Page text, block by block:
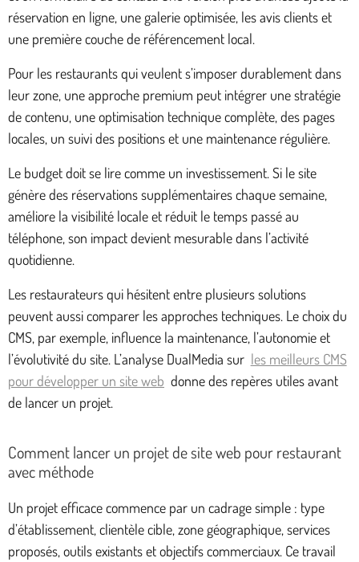
réservation en ligne, une galerie optimisée, les avis clients et
une première couche de référencement local.
Pour les restaurants qui veulent s’imposer durablement dans
leur zone, une approche premium peut intégrer une stratégie
de contenu, une optimisation technique complète, des pages
locales, un suivi des positions et une maintenance régulière.
Le budget doit se lire comme un investissement. Si le site
génère des réservations supplémentaires chaque semaine,
améliore la visibilité locale et réduit le temps passé au
téléphone, son impact devient mesurable dans l’activité
quotidienne.
Les restaurateurs qui hésitent entre plusieurs solutions
peuvent aussi comparer les approches techniques. Le choix du
CMS, par exemple, influence la maintenance, l’autonomie et
l’évolutivité du site. L’analyse DualMedia sur les meilleurs CMS
pour développer un site web donne des repères utiles avant
de lancer un projet.
Comment lancer un projet de site web pour restaurant
avec méthode
Un projet efficace commence par un cadrage simple : type
d’établissement, clientèle cible, zone géographique, services
proposés, outils existants et objectifs commerciaux. Ce travail